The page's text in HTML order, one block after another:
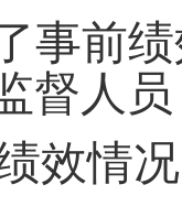
事前
督人
效情况